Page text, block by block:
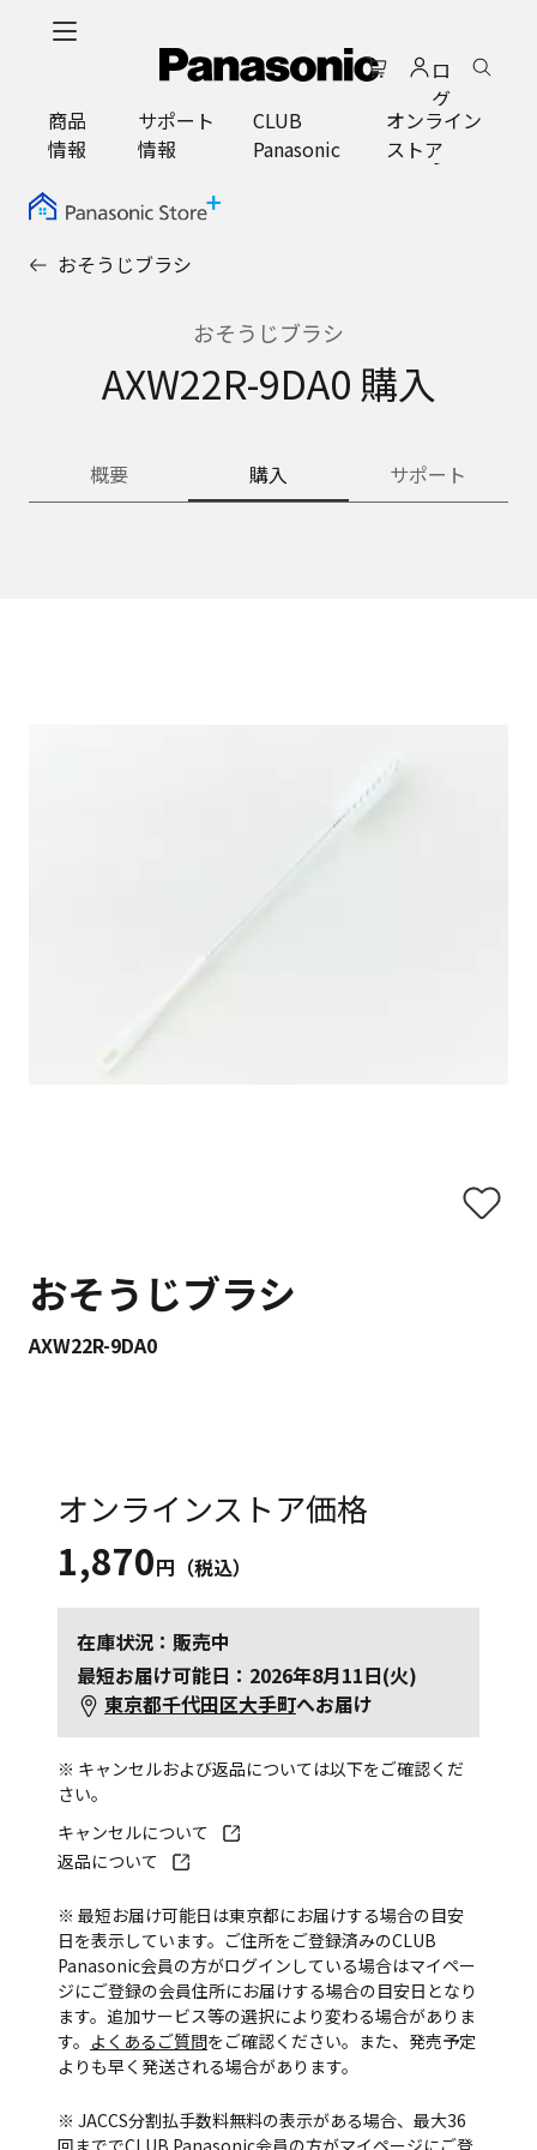
ロ
グ
イ
ン
商品
情報
サポート
情報
CLUB
Panasonic
オンライン
ストア
おそうじブラシ
おそうじブラシ
AXW22R-9DA0 購入
概要 購入 サポート
おそうじブラシ
AXW22R-9DA0
オンラインストア価格
1,870円（税込）
在庫状況：販売中
最短お届け可能日：2026年8月11日(火)
東京都千代田区大手町へお届け
※ キャンセルおよび返品については以下をご確認くだ
さい。
キャンセルについて
返品について
※ 最短お届け可能日は東京都にお届けする場合の目安
日を表示しています。ご住所をご登録済みのCLUB
Panasonic会員の方がログインしている場合はマイペー
ジにご登録の会員住所にお届けする場合の目安日となり
ます。追加サービス等の選択により変わる場合がありま
す。 よくあるご質問をご確認ください。また、発売予定
よりも早く発送される場合があります。
※ JACCS分割払手数料無料の表示がある場合、最大36
回まででCLUB Panasonic会員の方がマイページにご登